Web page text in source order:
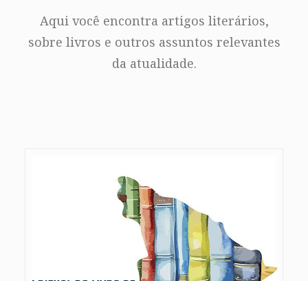
Aqui você encontra artigos literários,
sobre livros e outros assuntos relevantes
da atualidade.